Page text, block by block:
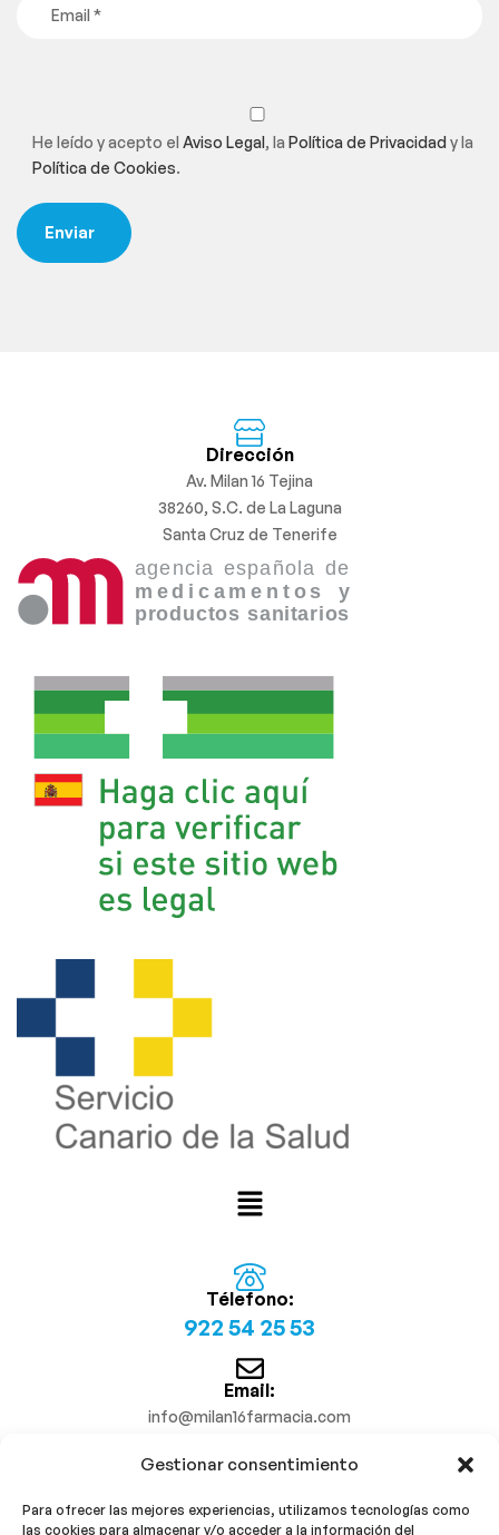
Gestionar consentimiento
Para ofrecer las mejores experiencias, utilizamos tecnologías como
las cookies para almacenar y/o acceder a la información del
He leído y acepto el Aviso Legal, la Política de Privacidady la
Política de Cookies.
Dirección
Av. Milan 16 Tejina
38260, S.C. de La Laguna
Santa Cruz de Tenerife
Télefono:
922 54 25 53
Email:
info@milan16farmacia.com
¡Síguenos!